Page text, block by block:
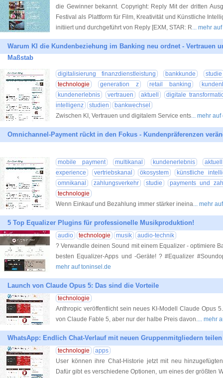
die Gewinner bekannt. Copyright: Reply Mit der dritten
Festival als Plattform für Film, Kreativität und Künstliche
initiiert und durchgeführt von Reply [EXM, STAR: R... mehr
Warum KI die Kundenbeziehung im Banking neu ordnet - Vertrauen
Maßstab
digitalisierung finanzdienstleistung bankkunde
studie
technologie
generation z retail banking
kundenerlebnis
vertrauen aktuell
digitale
intelligenz
studien
bankwechsel
Zwischen KI, Vertrauen und digitalem Service ents... mehr
Omnichannel-Payment rückt in den Fokus - Kundenpräferenzen
mobile payment multikanal kundenerlebnis
aktuell
experience
vertriebskanal ökosystem
künstliche
omnikanal
zahlungsverkehr studie
payments und
technologie
Wenn Einkauf und Bezahlung immer stärker ineina... mehr
5 Top Equalizer Plugins für professionelle Musikproduktion!
audio technologie musik
audio-technik
? Verwandle deinen Sound mit einem Equalizer - optimiere
besten Equalizer-Apps und -Geräte! ? #Equalizer
mehr auf toninsel.de
Launch von Claude Opus 5: Das sind die Vorteile
technologie
Anthropic veröffentlicht sein neues KI-Modell Claude Opus
von Claude Fable 5, aber nur der halbe Preis davon.... mehr
WhatsApp: Endlich Chat-Verlauf mit neuen Gruppenmitgliedern teilen
technologie
apps
User können ihre Chat-Historie jetzt mit neu
Dafür gibt es verschiedene Optionen, um eines der größten